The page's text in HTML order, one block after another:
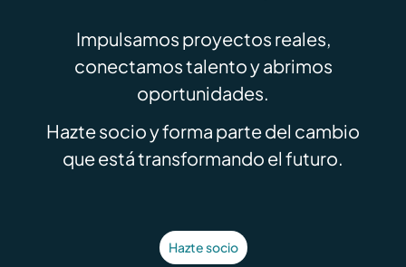
Impulsamos proyectos reales,
conectamos talento y abrimos
oportunidades.
Hazte socio y forma parte del cambio
que está transformando el futuro.
Hazte socio